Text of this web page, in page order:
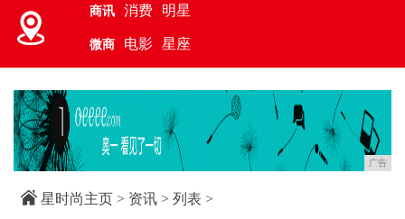
商讯 消费 明星
微商 电影 星座
广告
星时尚主页 > 资讯 > 列表 >